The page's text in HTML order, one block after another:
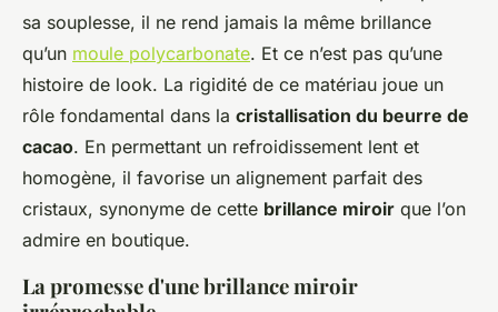
sa souplesse, il ne rend jamais la même brillance
qu’un moule polycarbonate. Et ce n’est pas qu’une
histoire de look. La rigidité de ce matériau joue un
rôle fondamental dans la cristallisation du beurre de
cacao. En permettant un refroidissement lent et
homogène, il favorise un alignement parfait des
cristaux, synonyme de cette brillance miroir que l’on
admire en boutique.
La promesse d'une brillance miroir